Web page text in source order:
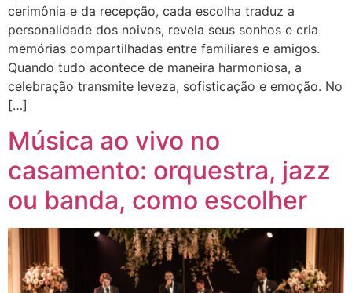
cerimônia e da recepção, cada escolha traduz a
personalidade dos noivos, revela seus sonhos e cria
memórias compartilhadas entre familiares e amigos.
Quando tudo acontece de maneira harmoniosa, a
celebração transmite leveza, sofisticação e emoção. No
[…]
Música ao vivo no
casamento: orquestra, jazz
ou banda, como escolher